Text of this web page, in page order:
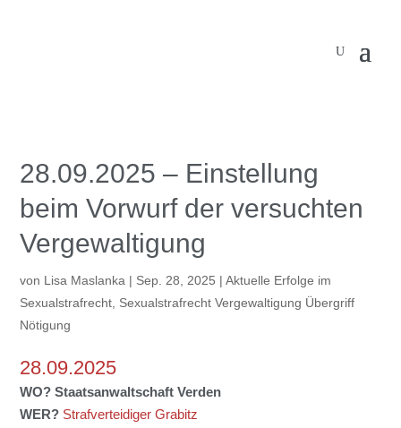
28.09.2025 – Einstellung
beim Vorwurf der versuchten
Vergewaltigung
von Lisa Maslanka | Sep. 28, 2025 |Aktuelle Erfolge im
Sexualstrafrecht Sexualstrafrecht Vergewaltigung Übergriff
Nötigung
28.09.2025
WO? Staatsanwaltschaft Verden
WER? Strafverteidiger Grabitz